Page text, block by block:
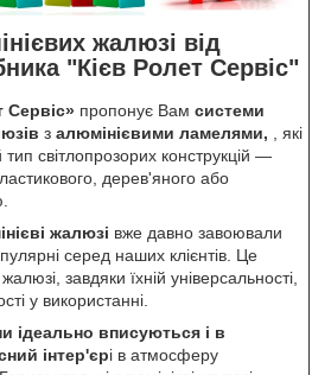
жалюзі від
"Кієв Ролет Сервіс"
Сервіс» пропонує Вам системи
з алюмінієвими ламелями,
, які
тип світлопрозорих конструкцій —
дерев'яного або
жалюзі вже давно завоювали
серед наших клієнтів. Це
завдяки їхній універсальності,
у використанні.
ідеально вписуються і в
інтер'єрі в атмосферу